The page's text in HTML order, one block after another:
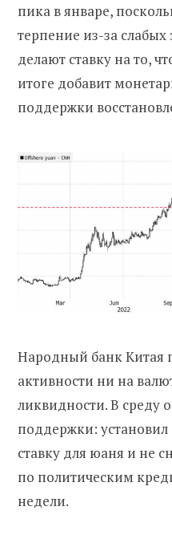
пика в январе,
терпение из-за
делают ставку на то,
итоге добавит
поддержки
Народный банк Китая
активности ни на
ликвидности. В среду
поддержки: установил
ставку для юаня и не
по политическим
недели.